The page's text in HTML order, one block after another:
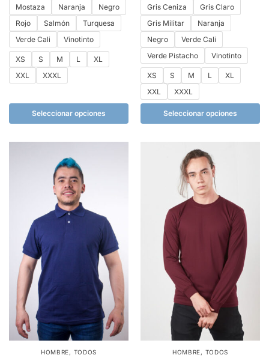
Mostaza
Naranja
Negro
Rojo
Salmón
Turquesa
Verde Cali
Vinotinto
XS S M L
XL
XXL
XXXL
Seleccionar opciones
Gris Ceniza
Gris Claro
Gris Militar
Naranja
Negro
Verde Cali
Verde Pistacho
Vinotinto
XS S M L
XL
XXL
XXXL
Seleccionar opciones
HOMBRE, TODOS HOMBRE, TODOS